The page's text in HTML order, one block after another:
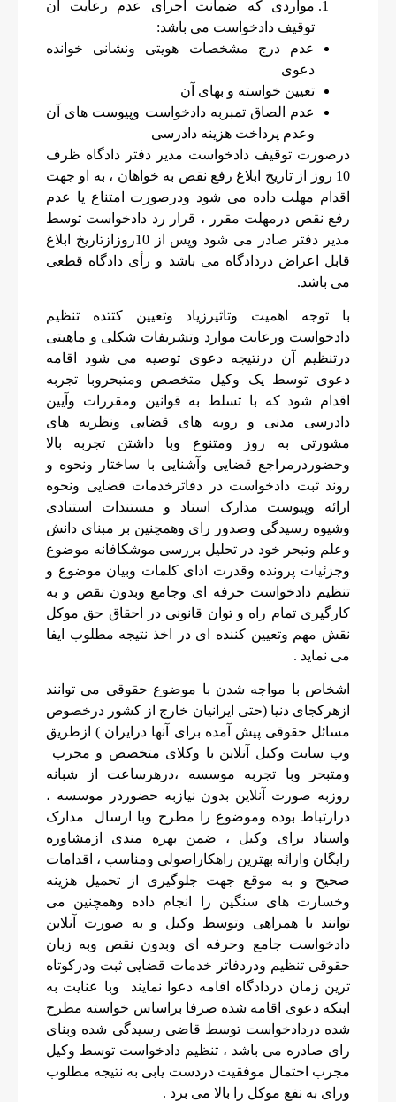
مواردی که ضمانت اجرای عدم رعایت آن
توقیف دادخواست می باشد:
عدم درج مشخصات هویتی ونشانی خوانده
دعوی
تعیین خواسته و بهای آن
عدم الصاق تمبربه دادخواست وپیوست های آن
وعدم پرداخت هزینه دادرسی
درصورت توقیف دادخواست مدیر دفتر دادگاه ظرف
10 روز از تاریخ‌ ابلاغ رفع نقص به خواهان ، به او جهت
اقدام مهلت داده می شود ودرصورت امتناع یا عدم
رفع نقص درمهلت مقرر ، قرار رد دادخواست توسط
مدیر دفتر صادر می شود وپس از 10روزازتاریخ ابلاغ
قابل اعراض دردادگاه می باشد و رأی دادگاه قطعی
می باشد.
با توجه اهمیت وتاثیرزیاد وتعیین کتتده تنظیم
دادخواست ورعایت موارد وتشریفات شکلی و ماهیتی
درتنظیم آن درنتیجه دعوی توصیه می شود اقامه
دعوی توسط یک وکیل متخصص ومتبحروبا تجربه
اقدام شود که با تسلط به قوانین ومقررات وآیین
دادرسی مدنی و رویه های قضایی ونظریه های
مشورتی به روز ومتنوع وبا داشتن تجربه بالا
وحضوردرمراجع قضایی وآشنایی با ساختار ونحوه و
روند ثبت دادخواست در دفاترخدمات قضایی ونحوه
ارائه وپیوست مدارک اسناد و مستندات استنادی
وشیوه رسیدگی وصدور رای وهمچنین بر مبنای دانش
وعلم وتبحر خود در تحلیل بررسی موشکافانه موضوع
وجزئیات پرونده وقدرت ادای کلمات وبیان موضوع و
تنظیم دادخواست حرفه ای وجامع وبدون نقص و به
کارگیری تمام راه و توان قانونی در احقاق حق موکل
نقش مهم وتعیین کننده ای در اخذ نتیجه مطلوب ایفا
می نماید .
اشخاص با مواجه شدن با موضوع حقوقی می توانند
ازهرکجای دنیا (حتی ایرانیان خارج از کشور درخصوص
مسائل حقوقی پیش آمده برای آنها درایران ) ازطریق
وب سایت وکیل آنلاین با وکلای متخصص و مجرب
ومتبحر وبا تجربه موسسه ،درهرساعت از شبانه
روزبه صورت آنلاین بدون نیازبه حضوردر موسسه ،
درارتباط بوده وموضوع را مطرح وبا ارسال مدارک
واسناد برای وکیل ، ضمن بهره مندی ازمشاوره
رایگان وارائه بهترین راهکاراصولی ومناسب ، اقدامات
صحیح و به موقع جهت جلوگیری از تحمیل هزینه
وخسارت های سنگین را انجام داده وهمچنین می
توانند با همراهی وتوسط وکیل و به صورت آنلاین
دادخواست جامع وحرفه ای وبدون نقص وبه زبان
حقوقی تنظیم ودردفاتر خدمات قضایی ثبت ودرکوتاه
ترین زمان دردادگاه اقامه دعوا نمایند وبا عنایت به
اینکه دعوی اقامه شده صرفا براساس خواسته مطرح
شده دردادخواست توسط قاضی رسیدگی شده وبنای
رای صادره می باشد ، تنظیم دادخواست توسط وکیل
مجرب احتمال موفقیت دردست یابی به نتیجه مطلوب
ورای به نفع موکل را بالا می برد .